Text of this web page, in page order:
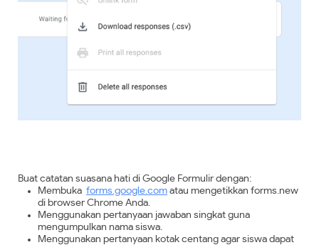
Buat catatan suasana hati di Google Formulir dengan:
Membuka forms.google.com atau mengetikkan forms.new
di browser Chrome Anda.
Menggunakan pertanyaan jawaban singkat guna
mengumpulkan nama siswa.
Menggunakan pertanyaan kotak centang agar siswa dapat